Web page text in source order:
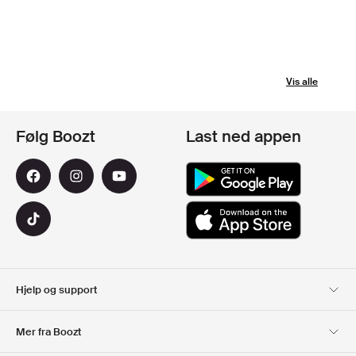
Vis alle
Hjelp og support
Mer fra Boozt
Følg Boozt Last ned appen